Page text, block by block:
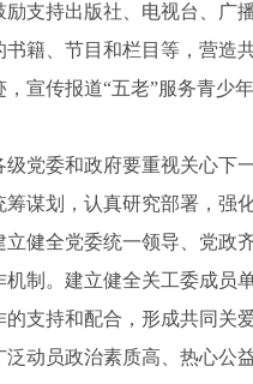
持出版社、电视台、广
籍、节目和栏目等，营造
宣传报道“五老”服务青少
委和政府要重视关心下
谋划，认真研究部署，强
全党委统一领导、党政
制。建立健全关工委成员
支持和配合，形成共同关
员政治素质高、热心公